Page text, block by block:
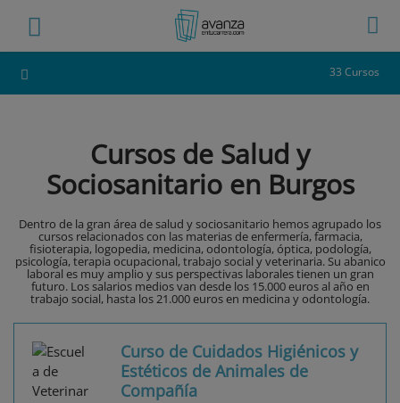
33 Cursos
Cursos de Salud y
Sociosanitario en Burgos
Dentro de la gran área de salud y sociosanitario hemos agrupado los
cursos relacionados con las materias de enfermería, farmacia,
fisioterapia, logopedia, medicina, odontología, óptica, podología,
psicología, terapia ocupacional, trabajo social y veterinaria. Su abanico
laboral es muy amplio y sus perspectivas laborales tienen un gran
futuro. Los salarios medios van desde los 15.000 euros al año en
trabajo social, hasta los 21.000 euros en medicina y odontología.
Curso de Cuidados Higiénicos y
Estéticos de Animales de
Compañía